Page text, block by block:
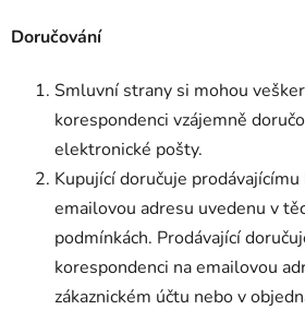
Doručování
Smluvní strany si mohou
korespondenci vzájemně
elektronické pošty.
Kupující doručuje
emailovou adresu uvedenu v
podmínkách. Prodávající
korespondenci na emailovou
zákaznickém účtu nebo v